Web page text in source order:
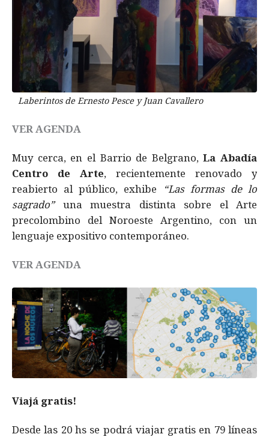
Laberintos de Ernesto Pesce y Juan Cavallero
VER AGENDA
Muy cerca, en el Barrio de Belgrano,La Abadía
Centro de Arte, recientemente renovado y
reabierto al público, exhibe
“Las formas de lo
sagrado”una muestra distinta sobre el Arte
precolombino del Noroeste Argentino, con un
lenguaje expositivo contemporáneo.
VER AGENDA
Viajá gratis!
Desde las 20 hs se podrá viajar gratis en 79 líneas